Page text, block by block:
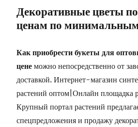
Декоративные цветы
ценам по
Как приобрести букеты для
цене можно непосредственно от
доставкой. Интернет-магазин
растений оптом|Онлайн площадка
Крупный портал растений
спецпредложения и продажу